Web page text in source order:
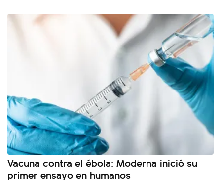
Vacuna contra el ébola: Moderna inició su
primer ensayo en humanos